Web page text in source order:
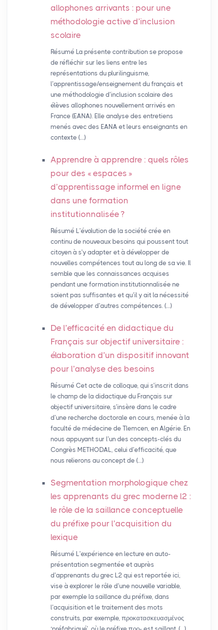
allophones arrivants : pour une
méthodologie active d’inclusion
scolaire
Résumé La présente contribution se propose
de réfléchir sur les liens entre les
représentations du plurilinguisme,
l’apprentissage/enseignement du français et
une méthodologie d’inclusion scolaire des
élèves allophones nouvellement arrivés en
France (EANA). Elle analyse des entretiens
menés avec des EANA et leurs enseignants en
contexte (…)
Apprendre à apprendre : quels rôles
pour des « espaces »
d’apprentissage informel en ligne
dans une formation
institutionnalisée?
Résumé L’évolution de la société crée en
continu de nouveaux besoins qui poussent tout
citoyen à s’y adapter et à développer de
nouvelles compétences tout au long de sa vie. Il
semble que les connaissances acquises
pendant une formation institutionnalisée ne
soient pas suffisantes et qu’il y ait la nécessité
de développer d’autres compétences. (…)
De l’efficacité en didactique du
Français sur objectif universitaire :
élaboration d’un dispositif innovant
pour l’analyse des besoins
Résumé Cet acte de colloque, qui s’inscrit dans
le champ de la didactique du Français sur
objectif universitaire, s’insère dans le cadre
d’une recherche doctorale en cours, menée à la
faculté de médecine de Tlemcen, en Algérie. En
nous appuyant sur l’un des concepts-clés du
Congrès METHODAL, celui d’efficacité, que
nous relierons au concept de (…)
Segmentation morphologique chez
les apprenants du grec moderne l2 :
le rôle de la saillance conceptuelle
du préfixe pour l’acquisition du
lexique
Résumé L’expérience en lecture en auto-
présentation segmentée et auprès
d’apprenants du grec L2 qui est reportée ici,
vise à explorer le rôle d’une nouvelle variable,
par exemple la saillance du préfixe, dans
l’acquisition et le traitement des mots
construits, par exemple, προκατασκευασμένος